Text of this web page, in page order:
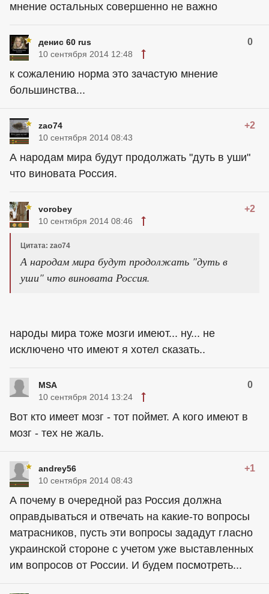
мнение остальных совершенно не важно
денис 60 rus 0
10 сентября 2014 12:48
к сожалению норма это зачастую мнение
большинства...
zao74 +2
10 сентября 2014 08:43
А народам мира будут продолжать "дуть в уши"
что виновата Россия.
vorobey +2
10 сентября 2014 08:46
Цитата: zao74
А народам мира будут продолжать "дуть в
уши" что виновата Россия.
народы мира тоже мозги имеют... ну... не
исключено что имеют я хотел сказать..
MSA 0
10 сентября 2014 13:24
Вот кто имеет мозг - тот поймет. А кого имеют в
мозг - тех не жаль.
andrey56 +1
10 сентября 2014 08:43
А почему в очередной раз Россия должна
оправдываться и отвечать на какие-то вопросы
матрасников, пусть эти вопросы зададут гласно
украинской стороне с учетом уже выставленных
им вопросов от России. И будем посмотреть...